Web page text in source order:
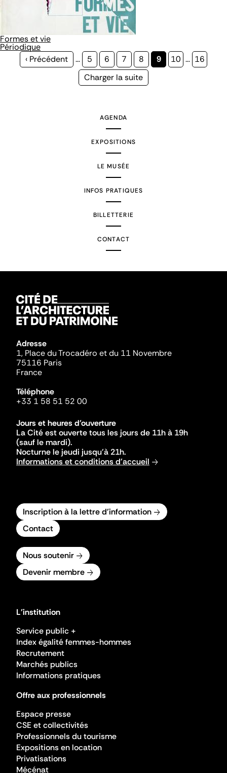
Formes et vie
Périodique
Page
‹ Précédent … Page
5 Page
6 Page
7 Page
8
Page
9 Page
10 … Page
16
Page
Charger la suite
AGENDA
EXPOSITIONS
LE MUSÉE
INFOS PRATIQUES
BILLETTERIE
CONTACT
Adresse
1, Place du Trocadéro et du 11 Novembre
75116 Paris
France
Téléphone
+33 1 58 51 52 00
Jours et heures d'ouverture
La Cité est ouverte tous les jours de 11h à 19h
(sauf le mardi).
Nocturne le jeudi jusqu'à 21h.
Informations et conditions d'accueil
Inscription à la lettre d'information
Contact
Nous soutenir
Devenir membre
L'institution
Service public +
Index égalité femmes-hommes
Recrutement
Marchés publics
Informations pratiques
Offre aux professionnels
Espace presse
CSE et collectivités
Professionnels du tourisme
Expositions en location
Privatisations
Mécénat